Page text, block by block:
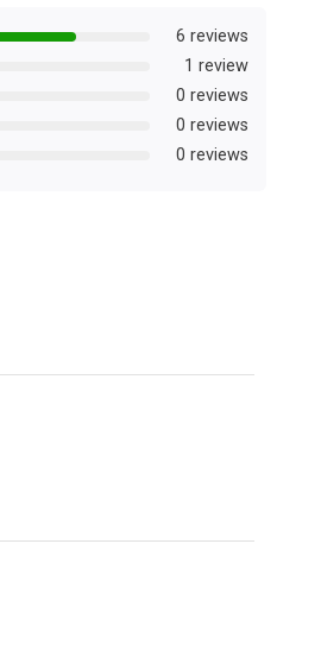
6 reviews
1 review
0 reviews
0 reviews
0 reviews